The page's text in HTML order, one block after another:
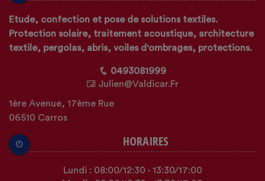
Etude, confection et pose de solutions textiles.
Protection solaire, traitement acoustique, architecture
textile, pergolas, abris, voiles d'ombrages, protections.
0493081999
Julien@valdicar.fr
1ère Avenue, 17ème Rue
06510 Carros
HORAIRES
Lundi : 08:00/12:30 - 13:30/17:00